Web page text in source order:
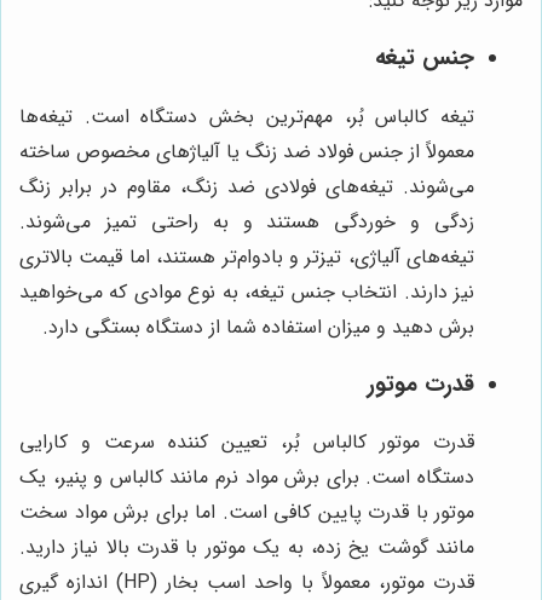
جنس تیغه
تیغه کالباس بُر، مهم‌ترین بخش دستگاه است. تیغه‌ها
معمولاً از جنس فولاد ضد زنگ یا آلیاژهای مخصوص ساخته
می‌شوند. تیغه‌های فولادی ضد زنگ، مقاوم در برابر زنگ
زدگی و خوردگی هستند و به راحتی تمیز می‌شوند.
تیغه‌های آلیاژی، تیزتر و بادوام‌تر هستند، اما قیمت بالاتری
نیز دارند. انتخاب جنس تیغه، به نوع موادی که می‌خواهید
برش دهید و میزان استفاده شما از دستگاه بستگی دارد.
قدرت موتور
قدرت موتور کالباس بُر، تعیین کننده سرعت و کارایی
دستگاه است. برای برش مواد نرم مانند کالباس و پنیر، یک
موتور با قدرت پایین کافی است. اما برای برش مواد سخت
مانند گوشت یخ زده، به یک موتور با قدرت بالا نیاز دارید.
قدرت موتور، معمولاً با واحد اسب بخار (HP) اندازه گیری